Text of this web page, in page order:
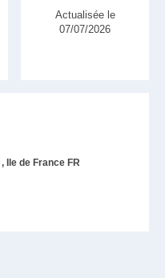
, Ile de France FR
Actualisée le
07/07/2026